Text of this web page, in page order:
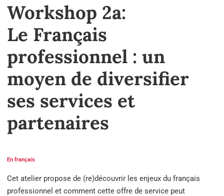
Workshop 2a:
Le Français
professionnel : un
moyen de diversifier
ses services et
partenaires
En français
Cet atelier propose de (re)découvrir les enjeux du français
professionnel et comment cette offre de service peut